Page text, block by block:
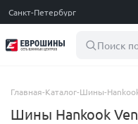
Санкт-Петербург
Поиск
Главная-Каталог-Шины-
Шины Hankook